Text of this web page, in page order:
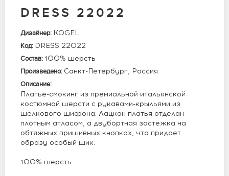
DRESS 22022
Дизайнер: KOGEL
Код: DRESS 22022
Состав: 100% шерсть
Произведено: Санкт-Петербург, Россия
Описание:
Платье-смокинг из премиальной итальянской
костюмной шерсти с рукавами-крыльями из
шелкового шифона. Лацкан платья отделан
плотным атласом, а двубортная застежка на
обтяжных пришивных кнопках, что придает
образу особый шик.
100% шерсть